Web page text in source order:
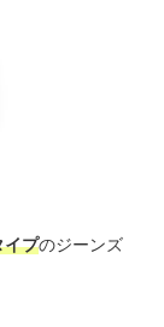
イプのジーンズ